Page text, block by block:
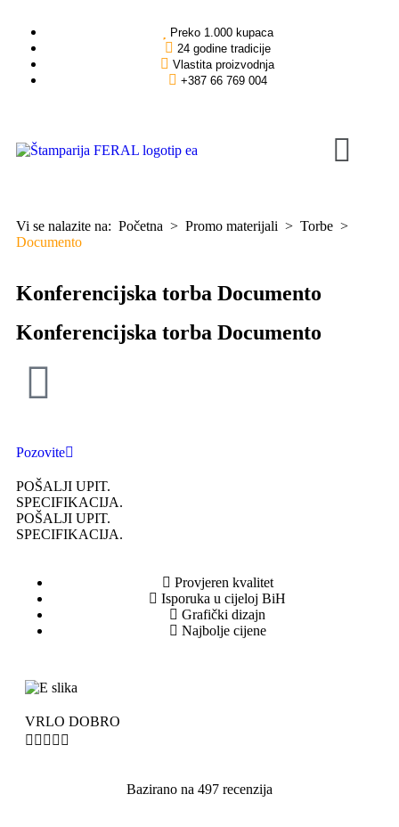
Preko 1.000 kupaca
24 godine tradicije
Vlastita proizvodnja
+387 66 769 004
Vi se nalazite na: Početna > Promo materijali > Torbe >
Documento
Konferencijska torba Documento
Konferencijska torba Documento
Pozovite
POŠALJI UPIT.
SPECIFIKACIJA.
POŠALJI UPIT.
SPECIFIKACIJA.
Provjeren kvalitet
Isporuka u cijeloj BiH
Grafički dizajn
Najbolje cijene
VRLO DOBRO
    
Bazirano na 497 recenzija